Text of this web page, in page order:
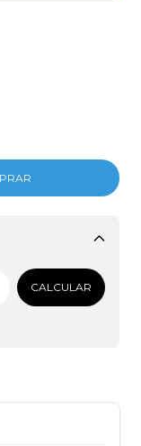
Alterar CEP
CALCULAR